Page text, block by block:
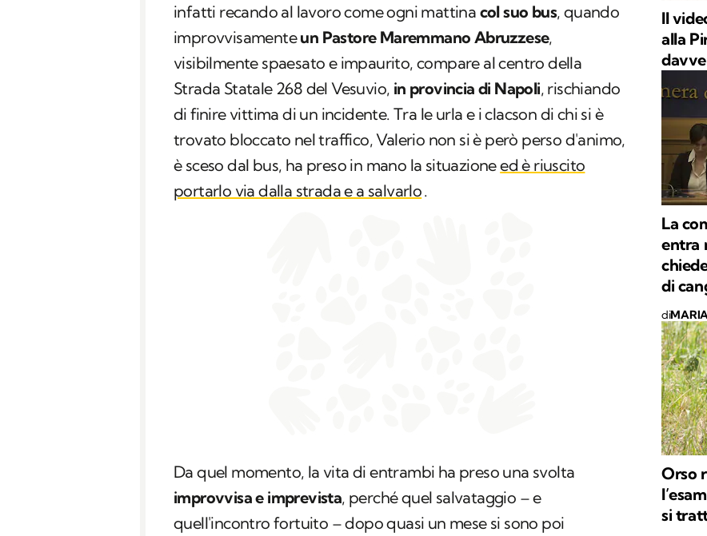
infatti recando al lavoro come ogni mattina col suo bus, quando
improvvisamenteun Pastore Maremmano Abruzzese,
visibilmente spaesato e impaurito, compare al centro della
Strada Statale 268 del Vesuvio, in provincia di Napoli, rischiando
di finire vittima di un incidente. Tra le urla e i clacson di chi si è
trovato bloccato nel traffico, Valerio non si è però perso d'animo,
è sceso dal bus, ha preso in mano la situazioneed è riuscito
portarlo via dalla strada e a salvarlo.
Da quel momento, la vita di entrambi ha preso una svolta
improvvisa e imprevista, perché quel salvataggio – e
quell'incontro fortuito – dopo quasi un mese si sono poi
Il
alla
La
entra
di
di
Orso
si